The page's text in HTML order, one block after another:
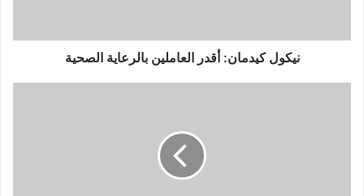
نيكول كيدمان: أقدر العاملين بالرعاية الصحية